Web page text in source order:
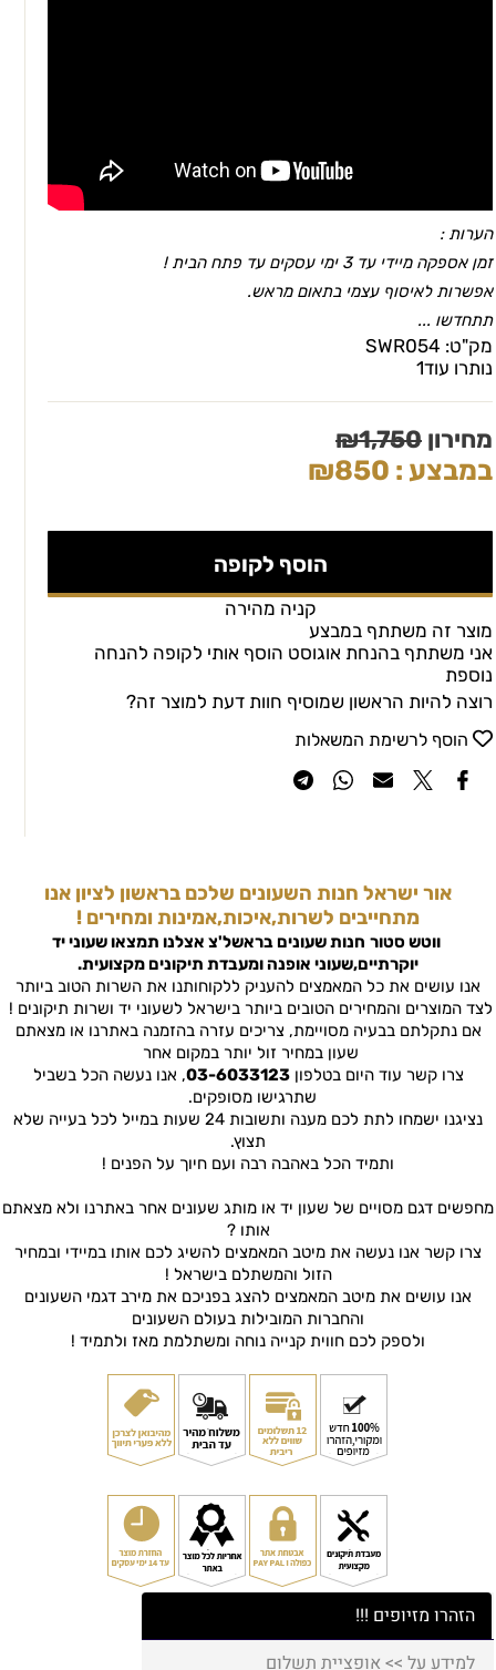
הערות :
זמן אספקה מיידי עד 3 ימי עסקים עד פתח הבית !
אפשרות לאיסוף עצמי בתאום מראש.
תתחדשו ...
מק"ט: SWR054
נותרו עוד1
מחירון ₪1,750
במבצע : ₪850
הוסף לקופה
קניה מהירה
מוצר זה משתתף במבצע
אני משתתף בהנחת אוגוסט הוסף אותי לקופה להנחה
נוספת
רוצה להיות הראשון שמוסיף חוות דעת למוצר זה?
הוסף לרשימת המשאלות
אור ישראל חנות השעונים שלכם בראשון לציון אנו
מתחייבים לשרות,איכות,אמינות ומחירים !
ווטש סטור חנות שעונים בראשל'צ אצלנו תמצאו שעוני יד
יוקרתיים,שעוני אופנה ומעבדת תיקונים מקצועית.
אנו עושים את כל המאמצים להעניק ללקוחותנו את השרות הטוב ביותר
לצד המוצרים והמחירים הטובים ביותר בישראל לשעוני יד ושרות תיקונים !
אם נתקלתם בבעיה מסויימת, צריכים עזרה בהזמנה באתרנו או מצאתם
שעון במחיר זול יותר במקום אחר
צרו קשר עוד היום בטלפון03-6033123, אנו נעשה הכל בשביל
שתרגישו מסופקים.
נציגנו ישמחו לתת לכם מענה ותשובות 24 שעות במייל לכל בעייה שלא
תצוץ.
ותמיד הכל באהבה רבה ועם חיוך על הפנים !
מחפשים דגם מסויים של שעון יד או מותג שעונים אחר באתרנו ולא מצאתם
אותו ?
צרו קשר אנו נעשה את מיטב המאמצים להשיג לכם אותו במיידי ובמחיר
הזול והמשתלם בישראל !
אנו עושים את מיטב המאמצים להצג בפניכם את מירב דגמי השעונים
והחברות המובילות בעולם השעונים
ולספק לכם חווית קנייה נוחה ומשתלמת מאז ולתמיד !
הזהרו מזיופים !!!
למידע על >> אופציית תשלום